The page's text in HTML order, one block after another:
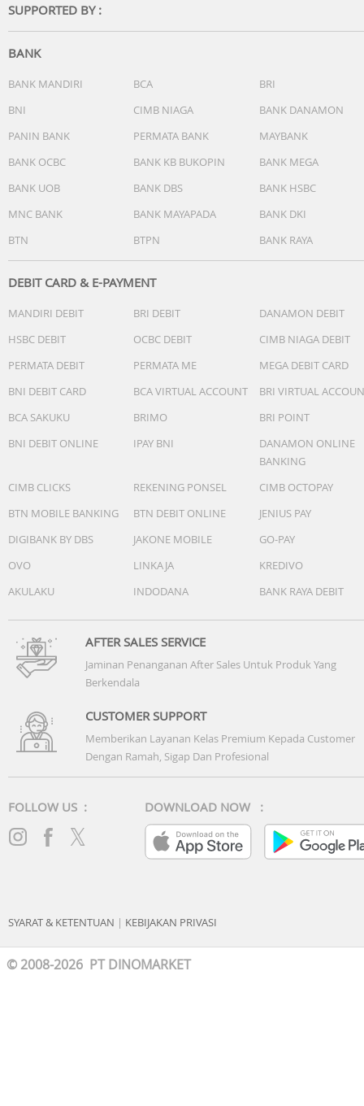
SUPPORTED BY :
BANK
BANK MANDIRI BCA
BRI
BNI
CIMB NIAGA
BANK DANAMON
PANIN BANK
PERMATA BANK
MAYBANK
BANK OCBC
BANK KB BUKOPIN
BANK MEGA
BANK UOB
BANK DBS
BANK HSBC
MNC BANK
BANK MAYAPADA
BANK DKI
BTN
BTPN BANK RAYA
DEBIT CARD & E-PAYMENT
MANDIRI DEBIT BRI DEBIT
DANAMON DEBIT
HSBC DEBIT
OCBC DEBIT
CIMB NIAGA DEBIT
PERMATA DEBIT
PERMATA ME
MEGA DEBIT CARD
BNI DEBIT CARD
BCA VIRTUAL ACCOUNT
BRI VIRTUAL
BCA SAKUKU
BRIMO
BRI POINT
BNI DEBIT ONLINE
IPAY BNI
DANAMON ONLINE
BANKING
CIMB CLICKS
REKENING PONSEL
CIMB OCTOPAY
BTN MOBILE BANKING
BTN DEBIT ONLINE
JENIUS PAY
DIGIBANK BY DBS
JAKONE MOBILE
GO-PAY
OVO
LINKAJA
KREDIVO
AKULAKU
INDODANA BANK RAYA DEBIT
AFTER SALES SERVICE
Jaminan Penanganan After Sales Untuk Produk Yang
Berkendala
CUSTOMER SUPPORT
Memberikan Layanan Kelas Premium Kepada Customer
Dengan Ramah, Sigap Dan Profesional
FOLLOW US : DOWNLOAD NOW :
SYARAT & KETENTUAN | KEBIJAKAN PRIVASI
© 2008-2026 PT DINOMARKET